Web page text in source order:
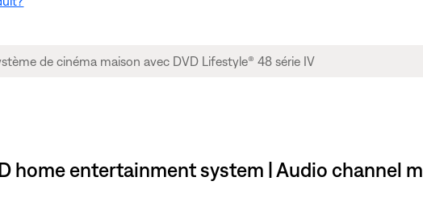
home entertainment system | Audio channel